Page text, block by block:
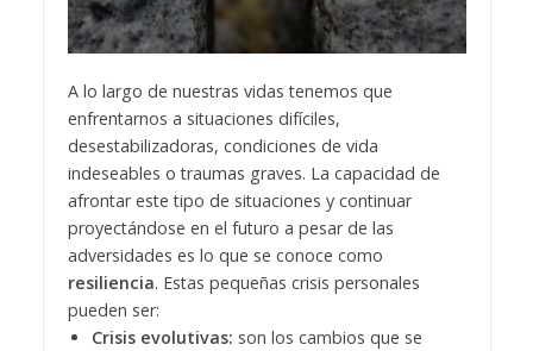
A lo largo de nuestras vidas tenemos que
enfrentarnos a situaciones difíciles,
desestabilizadoras, condiciones de vida
indeseables o traumas graves. La capacidad de
afrontar este tipo de situaciones y continuar
proyectándose en el futuro a pesar de las
adversidades es lo que se conoce como
resiliencia. Estas pequeñas crisis personales
pueden ser:
Crisis evolutivas: son los cambios que se